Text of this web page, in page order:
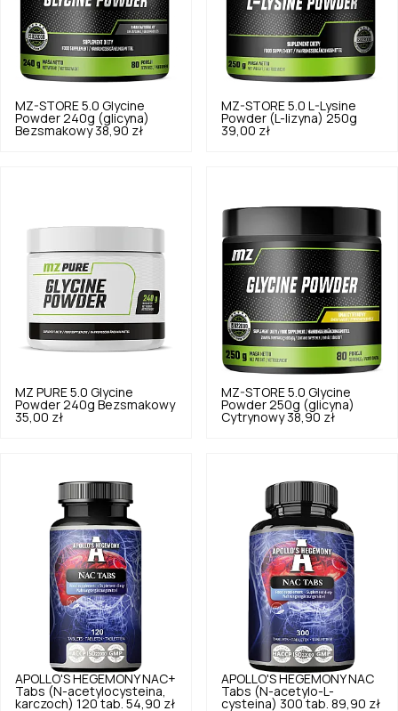
MZ-STORE 5.0 Glycine
Powder 240g (glicyna)
Bezsmakowy 38,90 zł
MZ-STORE 5.0
L-Lysine
Powder (L-lizyna) 250g
39,00 zł
MZ PURE 5.0 Glycine
Powder 240g Bezsmakowy
35,00 zł
MZ-STORE 5.0 Glycine
Powder 250g (glicyna)
Cytrynowy 38,90 zł
APOLLO'S HEGEMONY NAC+
Tabs (N-acetylocysteina,
karczoch) 120 tab. 54,90 zł
APOLLO'S HEGEMONY NAC
Tabs (N-acetylo-L-
cysteina) 300 tab. 89,90 zł